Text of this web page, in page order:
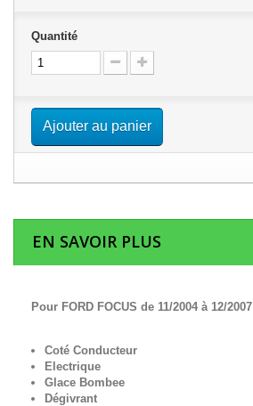
Quantité
Ajouter au panier
EN SAVOIR PLUS
Pour FORD FOCUS de 11/2004 à 12/2007
Coté Conducteur
Electrique
Glace Bombee
Dégivrant